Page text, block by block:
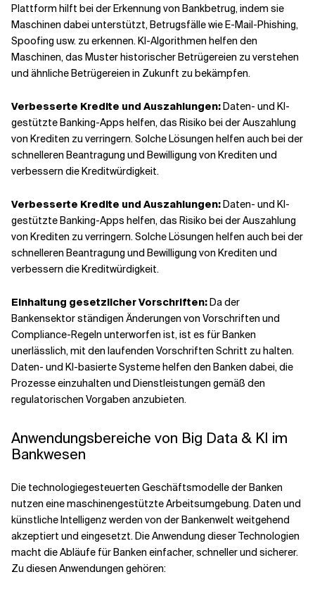
Plattform hilft bei der Erkennung von Bankbetrug, indem sie
Maschinen dabei unterstützt, Betrugsfälle wie E-Mail-Phishing,
Spoofing usw. zu erkennen. KI-Algorithmen helfen den
Maschinen, das Muster historischer Betrügereien zu verstehen
und ähnliche Betrügereien in Zukunft zu bekämpfen.
Verbesserte Kredite und Auszahlungen:Daten- und KI-
gestützte Banking-Apps helfen, das Risiko bei der Auszahlung
von Krediten zu verringern. Solche Lösungen helfen auch bei der
schnelleren Beantragung und Bewilligung von Krediten und
verbessern die Kreditwürdigkeit.
Verbesserte Kredite und Auszahlungen:Daten- und KI-
gestützte Banking-Apps helfen, das Risiko bei der Auszahlung
von Krediten zu verringern. Solche Lösungen helfen auch bei der
schnelleren Beantragung und Bewilligung von Krediten und
verbessern die Kreditwürdigkeit.
Einhaltung gesetzlicher Vorschriften:Da der
Bankensektor ständigen Änderungen von Vorschriften und
Compliance-Regeln unterworfen ist, ist es für Banken
unerlässlich, mit den laufenden Vorschriften Schritt zu halten.
Daten- und KI-basierte Systeme helfen den Banken dabei, die
Prozesse einzuhalten und Dienstleistungen gemäß den
regulatorischen Vorgaben anzubieten.
Anwendungsbereiche von Big Data & KI im
Bankwesen
Die technologiegesteuerten Geschäftsmodelle der Banken
nutzen eine maschinengestützte Arbeitsumgebung. Daten und
künstliche Intelligenz werden von der Bankenwelt weitgehend
akzeptiert und eingesetzt. Die Anwendung dieser Technologien
macht die Abläufe für Banken einfacher, schneller und sicherer.
Zu diesen Anwendungen gehören: